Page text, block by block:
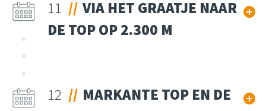
11
VIA HET GRAATJE NAAR
DE TOP OP 2.300 M
12
MARKANTE TOP EN DE